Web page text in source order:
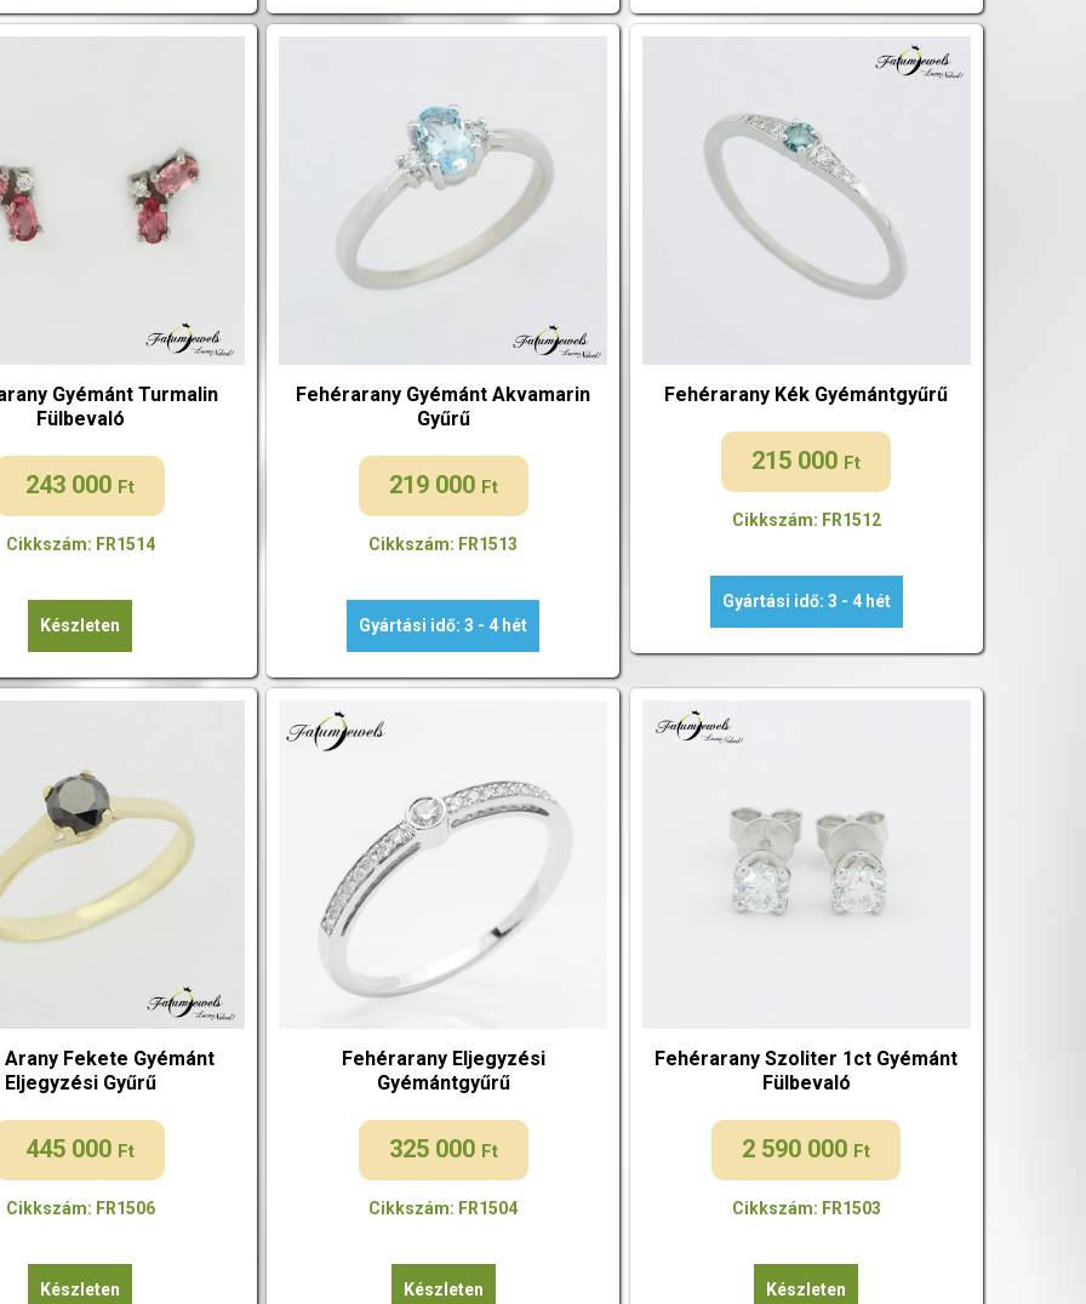
Gyémánt Turmalin
Fülbevaló
243 000 Ft
Cikkszám: FR1514
Készleten
Fehérarany Gyémánt Akvamarin
Gyűrű
219 000 Ft
Cikkszám: FR1513
Gyártási idő: 3 - 4 hét
Fehérarany Kék Gyémántgyűrű
215 000 Ft
Cikkszám: FR1512
Gyártási idő: 3 - 4 hét
Arany Fekete Gyémánt
Eljegyzési Gyűrű
445 000 Ft
Cikkszám: FR1506
Készleten
Fehérarany Eljegyzési
Gyémántgyűrű
325 000 Ft
Cikkszám: FR1504
Készleten
Fehérarany Szoliter 1ct Gyémánt
Fülbevaló
2 590 000 Ft
Cikkszám: FR1503
Készleten